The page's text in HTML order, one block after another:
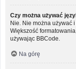
Czy można używać
Nie. Nie można używać
Większość
używając BBCode.
Na górę